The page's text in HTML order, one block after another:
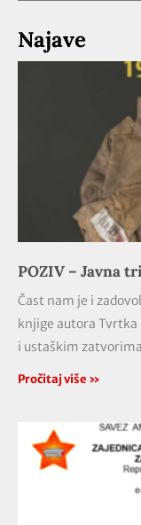
Najave
POZIV – Javna
Čast nam je i
knjige autora
i ustaškim
Pročitaj više »